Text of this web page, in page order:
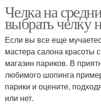
Челка на
выбрать челку
Если вы все еще
мастера салона красоты
магазин париков. В
любимого шопинга
парики и оцените,
или нет.